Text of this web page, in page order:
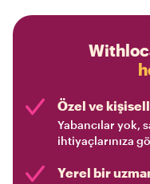
Özel ve
Yabancılar yok,
ihtiyaçlarınıza
Yerel bir